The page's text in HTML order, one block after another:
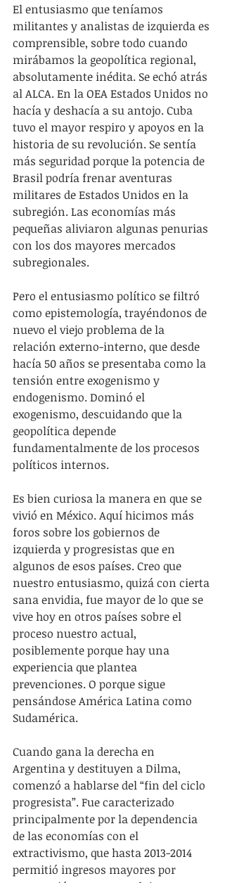
El entusiasmo que teníamos
militantes y analistas de izquierda es
comprensible, sobre todo cuando
mirábamos la geopolítica regional,
absolutamente inédita. Se echó atrás
al ALCA. En la OEA Estados Unidos no
hacía y deshacía a su antojo. Cuba
tuvo el mayor respiro y apoyos en la
historia de su revolución. Se sentía
más seguridad porque la potencia de
Brasil podría frenar aventuras
militares de Estados Unidos en la
subregión. Las economías más
pequeñas aliviaron algunas penurias
con los dos mayores mercados
subregionales.
Pero el entusiasmo político se filtró
como epistemología, trayéndonos de
nuevo el viejo problema de la
relación externo-interno, que desde
hacía 50 años se presentaba como la
tensión entre exogenismo y
endogenismo. Dominó el
exogenismo, descuidando que la
geopolítica depende
fundamentalmente de los procesos
políticos internos.
Es bien curiosa la manera en que se
vivió en México. Aquí hicimos más
foros sobre los gobiernos de
izquierda y progresistas que en
algunos de esos países. Creo que
nuestro entusiasmo, quizá con cierta
sana envidia, fue mayor de lo que se
vive hoy en otros países sobre el
proceso nuestro actual,
posiblemente porque hay una
experiencia que plantea
prevenciones. O porque sigue
pensándose América Latina como
Sudamérica.
Cuando gana la derecha en
Argentina y destituyen a Dilma,
comenzó a hablarse del “fin del ciclo
progresista”. Fue caracterizado
principalmente por la dependencia
de las economías con el
extractivismo, que hasta 2013-2014
permitió ingresos mayores por